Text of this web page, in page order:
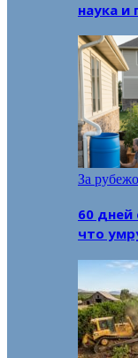
наука и
За
60 дней
что